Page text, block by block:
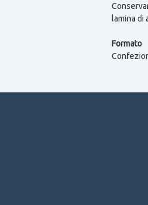
lamina di
Formato